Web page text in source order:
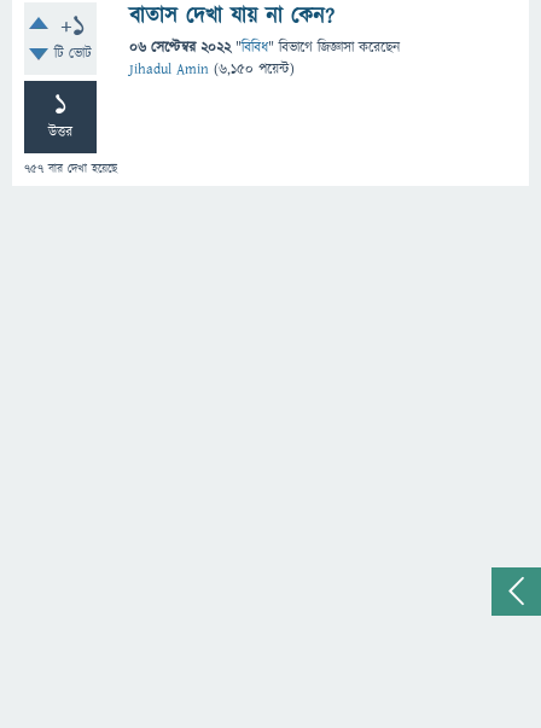
+1
টি ভোট
1
উত্তর
757 বার দেখা হয়েছে
বাতাস দেখা যায় না কেন?
06 সেপ্টেম্বর 2022 "বিবিধ" বিভাগে জিজ্ঞাসাকরেছেন
Jihadul Amin (6,150 পয়েন্ট)